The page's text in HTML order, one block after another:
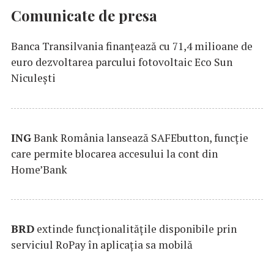
Comunicate de presa
Banca Transilvania finanțează cu 71,4 milioane de
euro dezvoltarea parcului fotovoltaic Eco Sun
Niculești
INGBank România lansează SAFEbutton, funcţie
care permite blocarea accesului la cont din
Home’Bank
BRD extinde funcţionalităţile disponibile prin
serviciul RoPay în aplicaţia sa mobilă